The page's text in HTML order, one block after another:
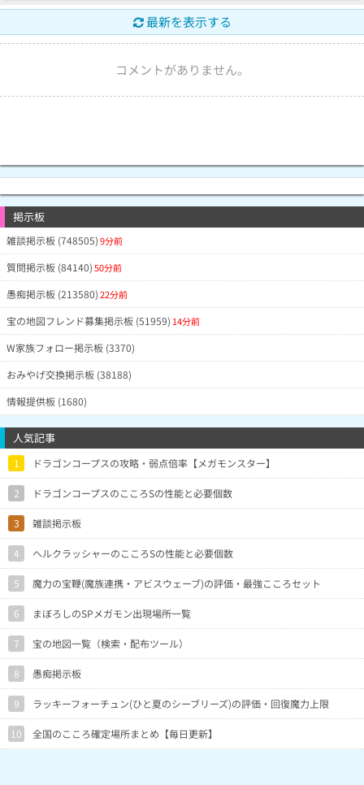
最新を表示する
コメントがありません。
掲示板
雑談掲示板 (748505)9分前
質問掲示板 (84140)50分前
愚痴掲示板 (213580)22分前
宝の地図フレンド募集掲示板 (51959) 14分前
W家族フォロー掲示板 (3370)
おみやげ交換掲示板 (38188)
情報提供板 (1680)
人気記事
1 ドラゴンコープスの攻略・弱点倍率【メガモンスター】
2 ドラゴンコープスのこころSの性能と必要個数
3 雑談掲示板
4 ヘルクラッシャーのこころSの性能と必要個数
5 魔力の宝鞭(魔族連携・アビスウェーブ)の評価・最強こころセット
6 まぼろしのSPメガモン出現場所一覧
7 宝の地図一覧（検索・配布ツール）
8 愚痴掲示板
9 ラッキーフォーチュン(ひと夏のシーブリーズ)の評価・回復魔力上限
10 全国のこころ確定場所まとめ【毎日更新】